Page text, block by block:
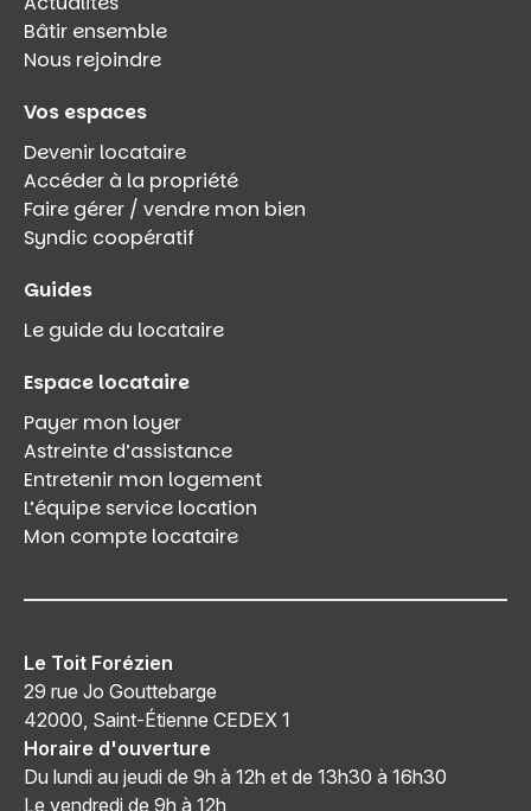
Bâtir ensemble
Nous rejoindre
Vos espaces
Devenir locataire
Accéder à la propriété
Faire gérer / vendre mon bien
Syndic coopératif
Guides
Le guide du locataire
Espace locataire
Payer mon loyer
Astreinte d’assistance
Entretenir mon logement
L’équipe service location
Mon compte locataire
Le Toit Forézien
29 rue Jo Gouttebarge
42000, Saint-Étienne CEDEX 1
Horaire d'ouverture
Du lundi au jeudi de 9h à 12h et de 13h30 à 16h30
Le vendredi de 9h à 12h